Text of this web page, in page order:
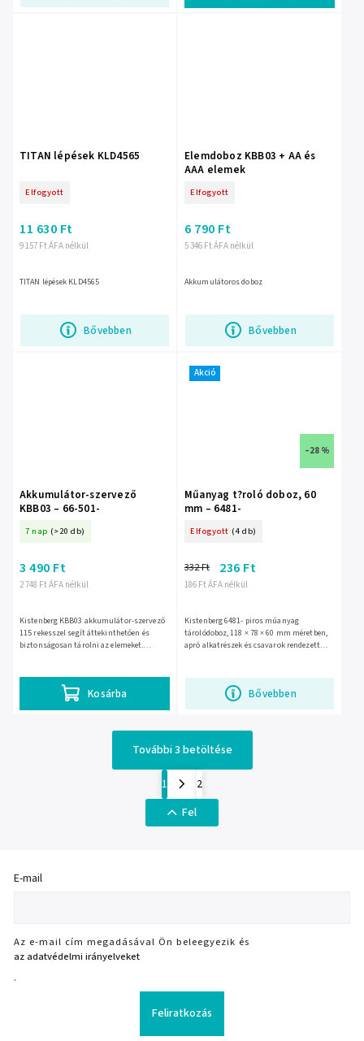
TITAN lépések KLD4565
Elfogyott
9 157 Ft ÁFA nélkül
11 630 Ft
Bővebben
TITAN lépések KLD4565
Elemdoboz KBB03 + AA és
AAA elemek
Elfogyott
5 346 Ft ÁFA nélkül
6 790 Ft
Bővebben
Akkumulátoros doboz
Akkumulátor-szervező
KBB03 – 66-501-
7 nap (>20 db)
2 748 Ft ÁFA nélkül
3 490 Ft
Kosárba
Kistenberg KBB03 akkumulátor-szervező
115 rekesszel segít áttekinthetően és
biztonságosan tárolni az elemeket.
Akció
–28 %
Műanyag t?roló doboz, 60
mm – 6481-
Elfogyott (4 db)
186 Ft ÁFA nélkül
332 Ft 236 Ft
Bővebben
Kistenberg 6481- piros műanyag
tárolódoboz, 118 × 78 × 60 mm méretben,
apró alkatrészek és csavarok rendezett
További 3 betöltése
1
2
Fel
E-mail
Az e-mail cím megadásával Ön beleegyezik és
az adatvédelmi irányelveket
.
Feliratkozás